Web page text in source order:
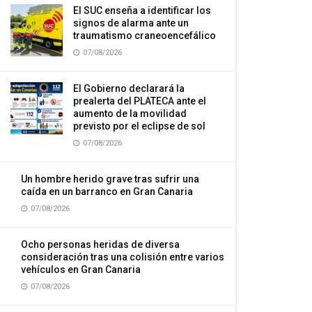
El SUC enseña a identificar los
signos de alarma ante un
traumatismo craneoencefálico
07/08/2026
El Gobierno declarará la
prealerta del PLATECA ante el
aumento de la movilidad
previsto por el eclipse de sol
07/08/2026
Un hombre herido grave tras sufrir una
caída en un barranco en Gran Canaria
07/08/2026
Ocho personas heridas de diversa
consideración tras una colisión entre varios
vehículos en Gran Canaria
07/08/2026